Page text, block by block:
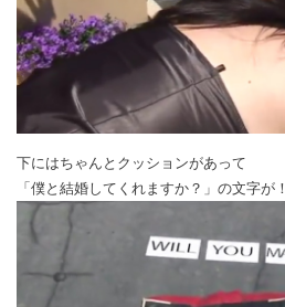
下にはちゃんとクッションがあって
「僕と結婚してくれますか？」の文字が！